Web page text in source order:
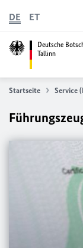
Deutsche
Tallinn
DE ET
Startseite Service